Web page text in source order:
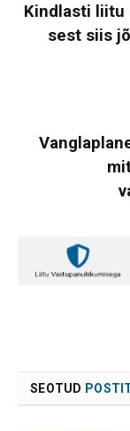
Kindlasti liitu
sest siis
SEOTUD